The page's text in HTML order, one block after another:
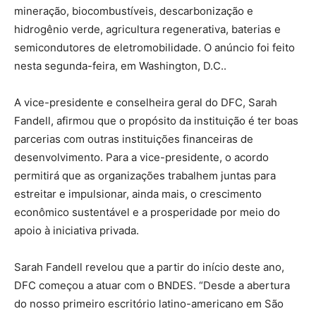
mineração, biocombustíveis, descarbonização e
hidrogênio verde, agricultura regenerativa, baterias e
semicondutores de eletromobilidade. O anúncio foi feito
nesta segunda-feira, em Washington, D.C..
A vice-presidente e conselheira geral do DFC, Sarah
Fandell, afirmou que o propósito da instituição é ter boas
parcerias com outras instituições financeiras de
desenvolvimento. Para a vice-presidente, o acordo
permitirá que as organizações trabalhem juntas para
estreitar e impulsionar, ainda mais, o crescimento
econômico sustentável e a prosperidade por meio do
apoio à iniciativa privada.
Sarah Fandell revelou que a partir do início deste ano,
DFC começou a atuar com o BNDES. “Desde a abertura
do nosso primeiro escritório latino-americano em São